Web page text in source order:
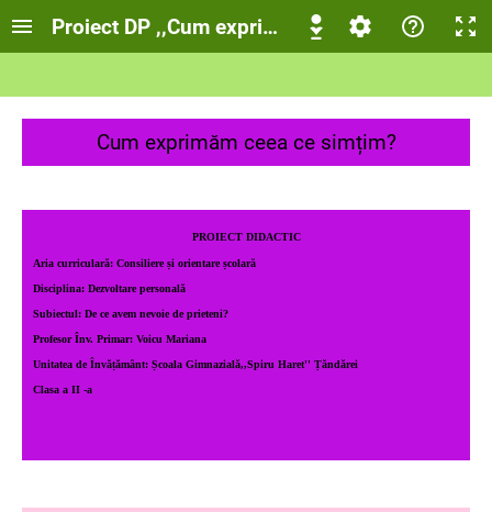
Proiect DP ,,Cum exprimăm ceea ce simțim?''-
Cum exprimăm ceea ce simțim?
PROIECT DIDACTIC
Aria curriculară: Consiliere și orientare școlară
Disciplina: Dezvoltare personală
Subiectul: De ce avem nevoie de prieteni?
Profesor Înv. Primar: Voicu Mariana
Unitatea de Învățământ: Școala Gimnazială,,Spiru Haret'' Țăndărei
Clasa a II -a